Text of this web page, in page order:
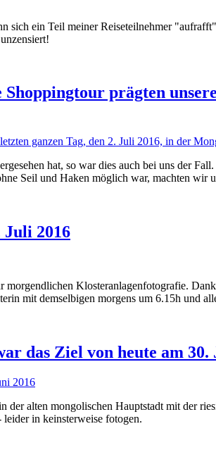
sich ein Teil meiner Reiseteilnehmer
prägten
hat, so war dies auch bei uns der
Seil und Haken möglich war, machten wir
Juli 2016
Klosteranlagenfotografie.
mit demselbigen morgens um 6.15h und
das Ziel von heute am 30.
alten mongolischen Hauptstadt mit der
in keinsterweise fotogen.